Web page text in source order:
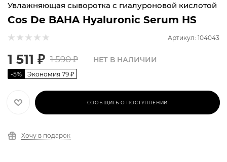
Увлажняющая сыворотка с гиалуроновой кислотой
Cos De BAHA Hyaluronic Serum HS
Артикул: 104043
1 511 ₽ 1 590₽
-5% Экономия 79 ₽
НЕТ В НАЛИЧИИ
СООБЩИТЬ О ПОСТУПЛЕНИИ
Хочу в подарок